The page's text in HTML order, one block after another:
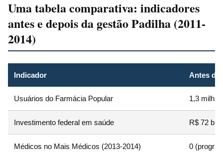
Uma tabela comparativa: indicadores
antes e depois da gestão Padilha (2011-
2014)
Indicador Antes de
Usuários do Farmácia Popular 1,3 milhão
Investimento federal em saúde R$ 72
Médicos no Mais Médicos (2013-2014) 0